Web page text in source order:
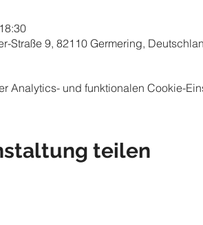
Straße 9, 82110 Germering,
Analytics- und funktionalen Cookie-
teilen